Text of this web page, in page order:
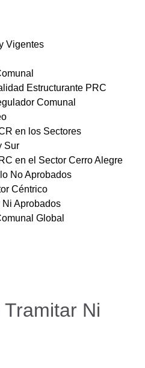
Vigentes
Estructurante PRC
Comunal
en los Sectores
Sur
en el Sector Cerro Alegre
No Aprobados
Céntrico
Ni Aprobados
Global
Ni